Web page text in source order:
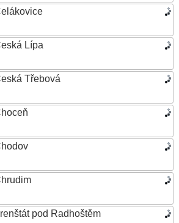
Lípa
Třebová
pod Radhoštěm